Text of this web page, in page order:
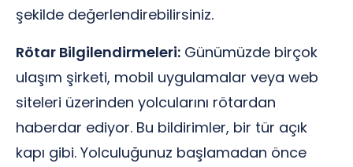
şekilde değerlendirebilirsiniz.
Rötar Bilgilendirmeleri: Günümüzde birçok
ulaşım şirketi, mobil uygulamalar veya web
siteleri üzerinden yolcularını rötardan
haberdar ediyor. Bu bildirimler, bir tür açık
kapı gibi. Yolculuğunuz başlamadan önce